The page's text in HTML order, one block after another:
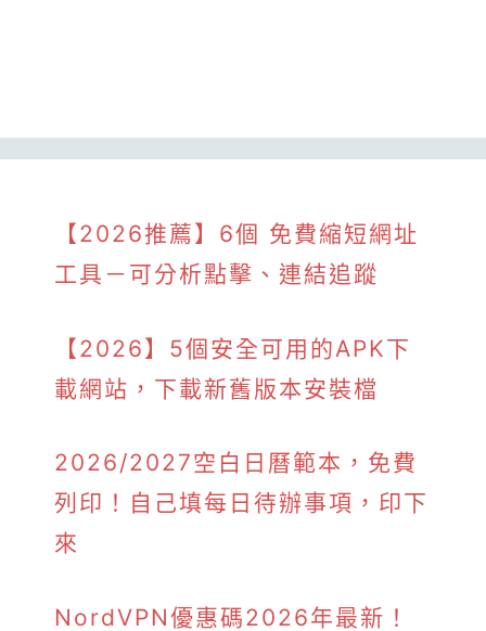
【2026推薦】6個 免費縮短網址
工具－可分析點擊、連結追蹤
【2026】5個安全可用的APK下
載網站，下載新舊版本安裝檔
2026/2027空白日曆範本，免費
列印！自己填每日待辦事項，印下
來
NordVPN優惠碼2026年最新！